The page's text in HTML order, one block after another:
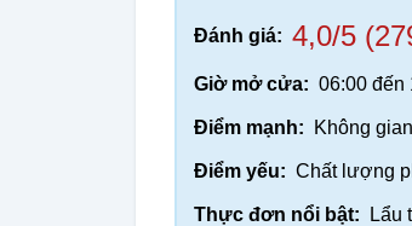
Đánh giá: 4,0/5
Giờ mở cửa: 06:00 đến
Điểm mạnh: Không
Điểm yếu: Chất lượng
Thực đơn nổi bật: Lẩu